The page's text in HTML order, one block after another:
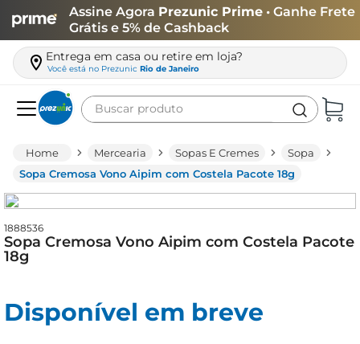
Assine Agora Prezunic Prime • Ganhe Frete
Grátis e 5% de Cashback
Entrega em casa ou retire em loja?
Você está no Prezunic Rio de Janeiro
Buscar produto
Mercearia Sopas E Cremes
Sopa
Sopa Cremosa Vono Aipim com Costela Pacote 18g
1888536
Sopa Cremosa Vono Aipim com Costela Pacote
18g
Disponível em breve
leite
queijo
biscoito